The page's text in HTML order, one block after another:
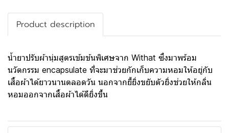
Product description
น้ำยาปรับผ้านุ่มสูตรเข้มข้นพิเศษจาก Withat ซึ่งมาพร้อม
นวัตกรรม encapsulate ที่จะมาช่วยกักเก็บความหอมให้อยู่กับ
เสื้อผ้าได้ยาวนานตลอดวัน นอกจากยี้ยิ่งขยับตัวยิ่งช่วยให้กลิ่น
หอมออกจากเสื้อผ้าได้ดียิ่งขึ้น